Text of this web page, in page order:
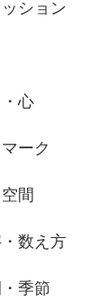
ション
心
ーク
間
数え方
季節